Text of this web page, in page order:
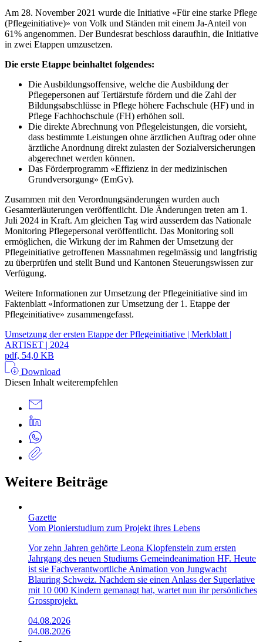
Am 28. November 2021 wurde die Initiative «Für eine starke Pflege
(Pflegeinitiative)» von Volk und Ständen mit einem Ja-Anteil von
61% angenommen. Der Bundesrat beschloss daraufhin, die Initiative
in zwei Etappen umzusetzen.
Die erste Etappe beinhaltet folgendes:
Die Ausbildungsoffensive, welche die Ausbildung der
Pflegepersonen auf Tertiärstufe fördern und die Zahl der
Bildungsabschlüsse in Pflege höhere Fachschule (HF) und in
Pflege Fachhochschule (FH) erhöhen soll.
Die direkte Abrechnung von Pflegeleistungen, die vorsieht,
dass bestimmte Leistungen ohne ärztlichen Auftrag oder ohne
ärztliche Anordnung direkt zulasten der Sozialversicherungen
abgerechnet werden können.
Das Förderprogramm «Effizienz in der medizinischen
Grundversorgung» (EmGv).
Zusammen mit den Verordnungsänderungen wurden auch
Gesamterläuterungen veröffentlicht. Die Änderungen treten am 1.
Juli 2024 in Kraft. Am gleichen Tag wird ausserdem das Nationale
Monitoring Pflegepersonal veröffentlicht. Das Monitoring soll
ermöglichen, die Wirkung der im Rahmen der Umsetzung der
Pflegeinitiative getroffenen Massnahmen regelmässig und langfristig
zu überprüfen und stellt Bund und Kantonen Steuerungswissen zur
Verfügung.
Weitere Informationen zur Umsetzung der Pflegeinitiative sind im
Faktenblatt «Informationen zur Umsetzung der 1. Etappe der
Pflegeinitiative» zusammengefasst.
Umsetzung der ersten Etappe der Pflegeinitiative | Merkblatt |
ARTISET | 2024
pdf, 54,0 KB
Download
Diesen Inhalt weiterempfehlen
Weitere Beiträge
Gazette
Vom Pionierstudium zum Projekt ihres Lebens
Vor zehn Jahren gehörte Leona Klopfenstein zum ersten
Jahrgang des neuen Studiums Gemeindeanimation HF. Heute
ist sie Fachverantwortliche Animation von Jungwacht
Blauring Schweiz. Nachdem sie einen Anlass der Superlative
mit 10 000 Kindern gemanagt hat, wartet nun ihr persönliches
Grossprojekt.
04.08.2026
04.08.2026